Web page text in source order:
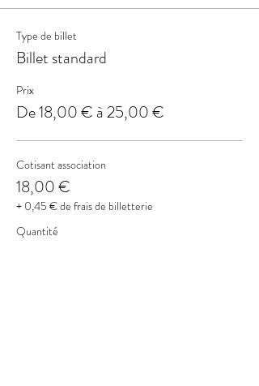
Type de billet
Billet standard
Prix
De 18,00 € à 25,00 €
Cotisant association
18,00 €
+ 0,45 € de frais de billetterie
Quantité